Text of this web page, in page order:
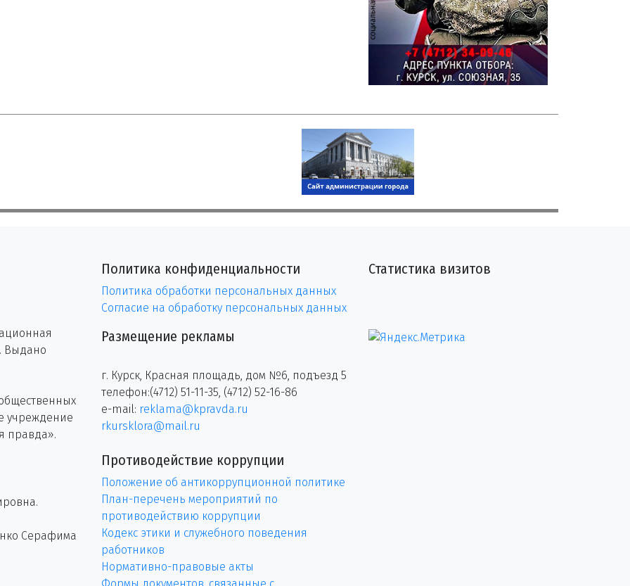
Выдано
учреждение
правда».
Серафима
Политика конфиденциальности
Политика обработки персональных данных
Согласие на обработку персональных данных
Размещение рекламы
г. Курск, Красная площадь, дом №6, подъезд 5
телефон:(4712) 51-11-35, (4712) 52-16-86
e-mail: reklama@kpravda.ru
rkursklora@mail.ru
Противодействие коррупции
Положение об антикоррупционной политике
План-перечень мероприятий по
противодействию коррупции
Кодекс этики и служебного поведения
работников
Нормативно-правовые акты
Статистика визитов